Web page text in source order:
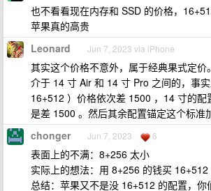
也不看看现在内存和 SSD 的价格，
苹果真的高贵
Leonard Jun 7, 2023 via iPhone
其实这个价格不意外，属于经典果式定
介于 14 寸 Air 和 14 寸 Pro 之间的，事
16+512 ）价格依次差 1500 ，14 寸的
是差 1500 。然后其余配置锚定这个标准
chonger Jun 7, 2023 6
表面上的不满：8+256 太小
实际上的想法：用 8+256 的钱买 16+512
总结：苹果又不是没 16+512 的配置，